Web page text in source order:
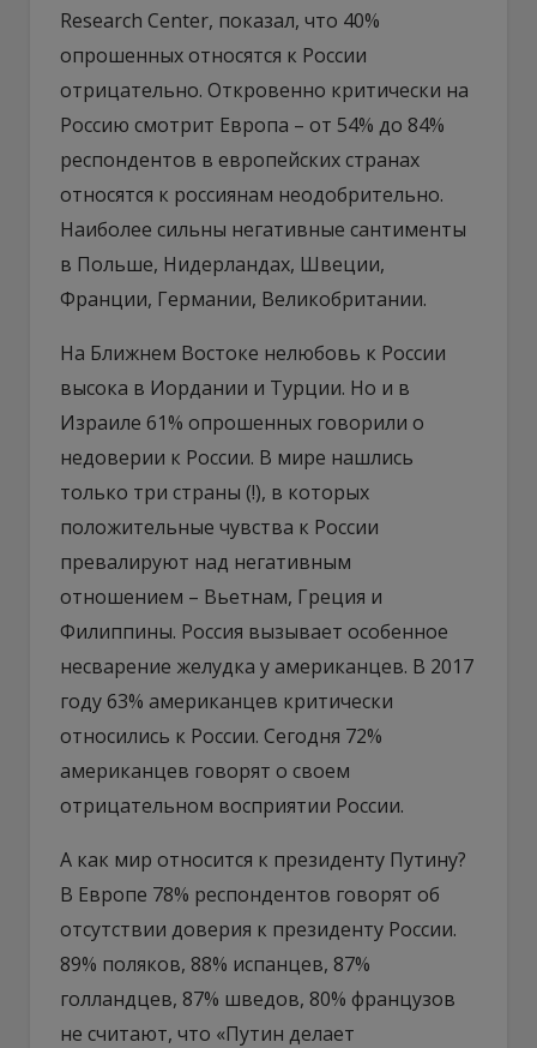
Research Center, показал, что 40%
опрошенных относятся к России
отрицательно. Откровенно критически на
Россию смотрит Европа – от 54% до 84%
респондентов в европейских странах
относятся к россиянам неодобрительно.
Наиболее сильны негативные сантименты
в Польше, Нидерландах, Швеции,
Франции, Германии, Великобритании.
На Ближнем Востоке нелюбовь к России
высока в Иордании и Турции. Но и в
Израиле 61% опрошенных говорили о
недоверии к России. В мире нашлись
только три страны (!), в которых
положительные чувства к России
превалируют над негативным
отношением – Вьетнам, Греция и
Филиппины. Россия вызывает особенное
несварение желудка у американцев. В 2017
году 63% американцев критически
относились к России. Сегодня 72%
американцев говорят о своем
отрицательном восприятии России.
А как мир относится к президенту Путину?
В Европе 78% респондентов говорят об
отсутствии доверия к президенту России.
89% поляков, 88% испанцев, 87%
голландцев, 87% шведов, 80% французов
не считают, что «Путин делает